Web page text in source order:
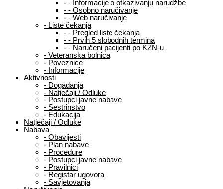
- - Informacije o otkazivanju narudžbe
- - Osobno naručivanje
- - Web naručivanje
- Liste čekanja
- - Pregled liste čekanja
- - Prvih 5 slobodnih termina
- - Naručeni pacijenti po KZN-u
- Veteranska bolnica
- Poveznice
- Informacije
Aktivnosti
- Događanja
- Natječaji / Odluke
- Postupci javne nabave
- Sestrinstvo
- Edukacija
Natječaji / Odluke
Nabava
- Obavijesti
- Plan nabave
- Procedure
- Postupci javne nabave
- Pravilnici
- Registar ugovora
- Savjetovanja